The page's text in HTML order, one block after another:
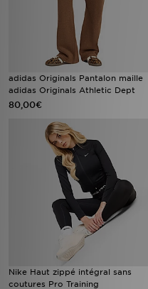
adidas Originals Pantalon maille
adidas Originals Athletic Dept
80,00€
Nike Haut zippé intégral sans
coutures Pro Training